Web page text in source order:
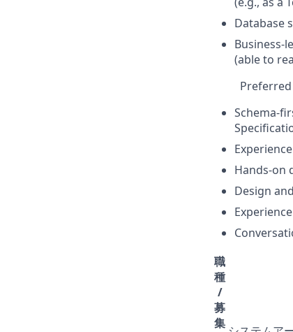
Database
Business-
(able to
Schema-
Hands-on
Design
職
種
/
募
集